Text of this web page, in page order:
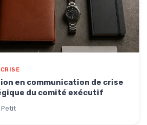
en communication de crise
du comité exécutif
Petit